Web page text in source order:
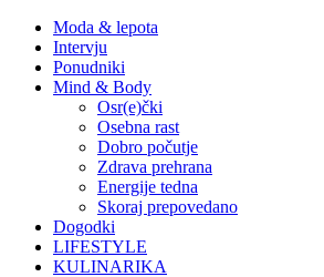
Moda & lepota
Intervju
Ponudniki
Mind & Body
Osr(e)čki
Osebna rast
Dobro počutje
Zdrava prehrana
Energije tedna
Skoraj prepovedano
Dogodki
LIFESTYLE
KULINARIKA